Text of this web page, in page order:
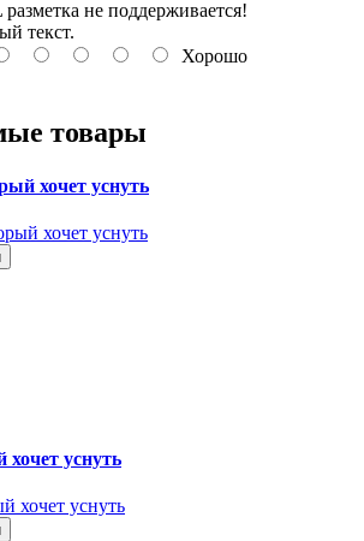
не поддерживается!
текст.
Хорошо
товары
хочет уснуть
уснуть